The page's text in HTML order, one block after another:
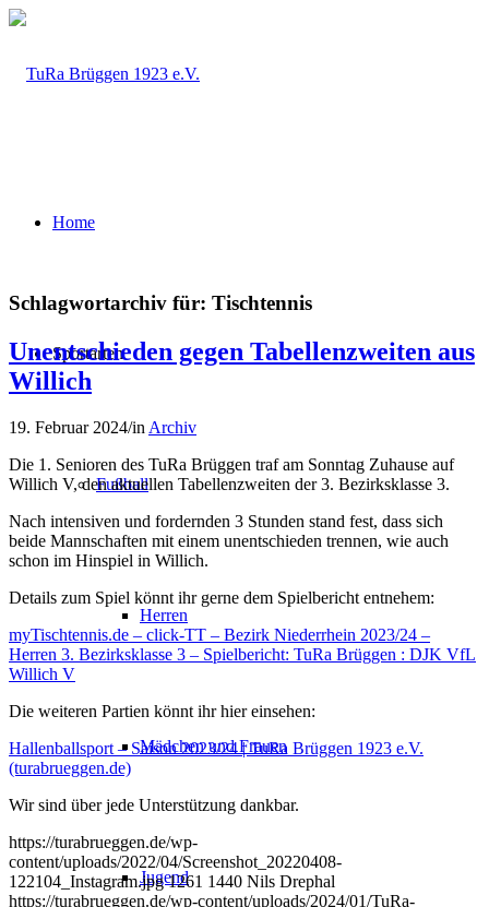
Home
Sportarten
Fußball
Herren
Mädchen und Frauen
Jugend
Schlagwortarchiv für: Tischtennis
Unentschieden gegen Tabellenzweiten aus
Willich
19. Februar 2024/in Archiv
Die 1. Senioren des TuRa Brüggen traf am Sonntag Zuhause auf
Willich V, den aktuellen Tabellenzweiten der 3. Bezirksklasse 3.
Nach intensiven und fordernden 3 Stunden stand fest, dass sich
beide Mannschaften mit einem unentschieden trennen, wie auch
schon im Hinspiel in Willich.
Details zum Spiel könnt ihr gerne dem Spielbericht entnehem:
myTischtennis.de – click-TT – Bezirk Niederrhein 2023/24 –
Herren 3. Bezirksklasse 3 – Spielbericht: TuRa Brüggen : DJK VfL
Willich V
Die weiteren Partien könnt ihr hier einsehen:
Hallenballsport – Saison 2023/24 | TuRa Brüggen 1923 e.V.
(turabrueggen.de)
Wir sind über jede Unterstützung dankbar.
https://turabrueggen.de/wp-
content/uploads/2022/04/Screenshot_20220408-
122104_Instagram.jpg 1261 1440 Nils Drephal
https://turabrueggen.de/wp-content/uploads/2024/01/TuRa-